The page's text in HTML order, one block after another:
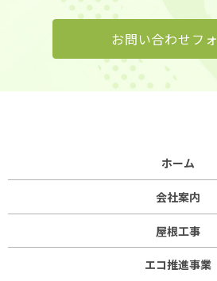
お問い合わせフ
ホーム
会社案内
屋根工事
エコ推進事業